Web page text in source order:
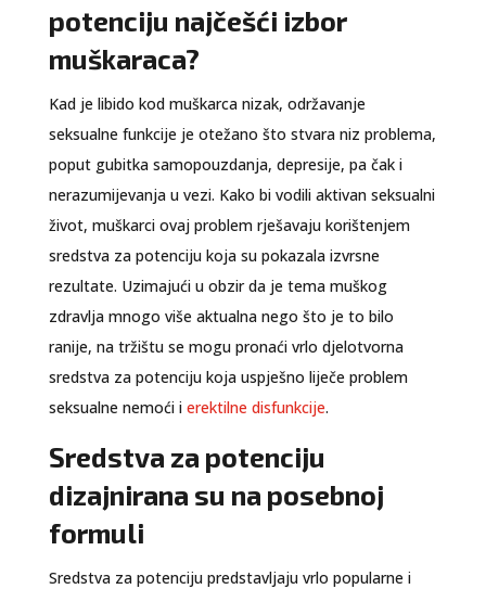
potenciju najčešći izbor
muškaraca?
Kad je libido kod muškarca nizak, održavanje
seksualne funkcije je otežano što stvara niz problema,
poput gubitka samopouzdanja, depresije, pa čak i
nerazumijevanja u vezi. Kako bi vodili aktivan seksualni
život, muškarci ovaj problem rješavaju korištenjem
sredstva za potenciju koja su pokazala izvrsne
rezultate. Uzimajući u obzir da je tema muškog
zdravlja mnogo više aktualna nego što je to bilo
ranije, na tržištu se mogu pronaći vrlo djelotvorna
sredstva za potenciju koja uspješno liječe problem
seksualne nemoći i erektilne disfunkcije.
Sredstva za potenciju
dizajnirana su na posebnoj
formuli
Sredstva za potenciju predstavljaju vrlo popularne i